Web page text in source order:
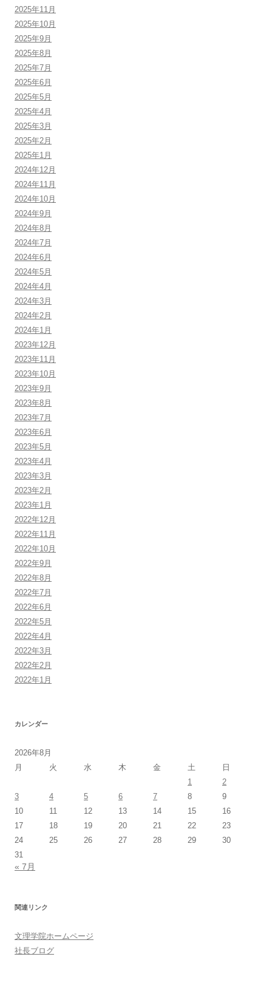
2025年11月
2025年10月
2025年9月
2025年8月
2025年7月
2025年6月
2025年5月
2025年4月
2025年3月
2025年2月
2025年1月
2024年12月
2024年11月
2024年10月
2024年9月
2024年8月
2024年7月
2024年6月
2024年5月
2024年4月
2024年3月
2024年2月
2024年1月
2023年12月
2023年11月
2023年10月
2023年9月
2023年8月
2023年7月
2023年6月
2023年5月
2023年4月
2023年3月
2023年2月
2023年1月
2022年12月
2022年11月
2022年10月
2022年9月
2022年8月
2022年7月
2022年6月
2022年5月
2022年4月
2022年3月
2022年2月
2022年1月
カレンダー
2026年8月
月
火 水 木 金 土
日
1
2
3
4 5 6 7 8
9
10
11 12 13 14 15
16
17
18 19 20 21 22
23
24
25 26 27 28 29
30
31
« 7月
関連リンク
文理学院ホームページ
社長ブログ